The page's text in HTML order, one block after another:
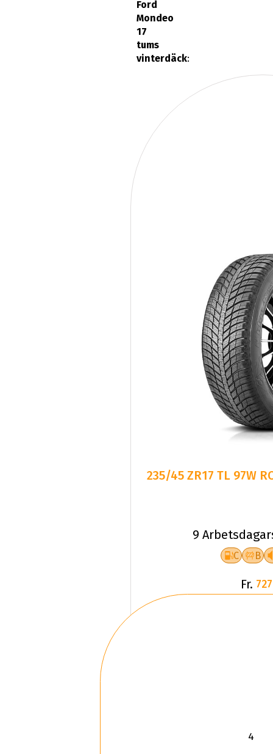
Ford
Mondeo
17
tums
vinterdäck:
235/45 ZR17 TL 97W
9
C B
Fr.